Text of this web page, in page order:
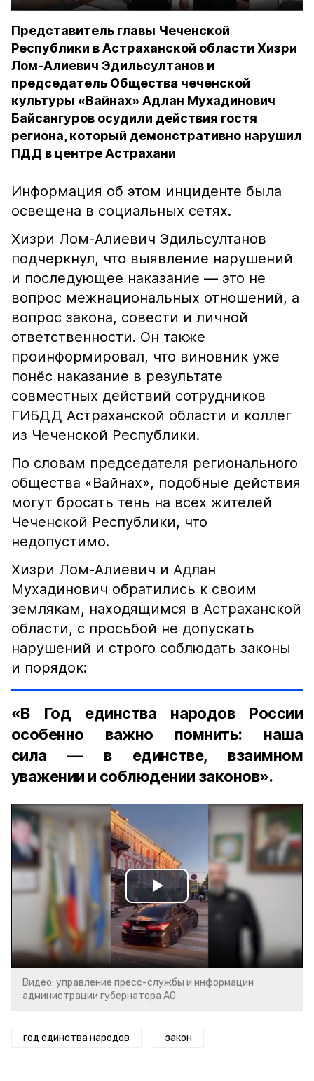
Представитель главы Чеченской
Республики в Астраханской области Хизри
Лом-Алиевич Эдильсултанов и
председатель Общества чеченской
культуры «Вайнах» Адлан Мухадинович
Байсангуров осудили действия гостя
региона, который демонстративно нарушил
ПДД в центре Астрахани
Информация об этом инциденте была
освещена в социальных сетях.
Хизри Лом-Алиевич Эдильсултанов
подчеркнул, что выявление нарушений
и последующее наказание — это не
вопрос межнациональных отношений, а
вопрос закона, совести и личной
ответственности. Он также
проинформировал, что виновник уже
понёс наказание в результате
совместных действий сотрудников
ГИБДД Астраханской области и коллег
из Чеченской Республики.
По словам председателя регионального
общества «Вайнах», подобные действия
могут бросать тень на всех жителей
Чеченской Республики, что
недопустимо.
Хизри Лом-Алиевич и Адлан
Мухадинович обратились к своим
землякам, находящимся в Астраханской
области, с просьбой не допускать
нарушений и строго соблюдать законы
и порядок:
«В Год единства народов России
особенно важно помнить: наша
сила — в единстве, взаимном
уважении и соблюдении законов».
Play
Video
Видео: управление пресс-службы и информации
администрации губернатора АО
год единства народов закон